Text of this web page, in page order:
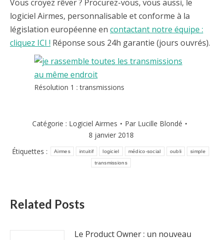
Vous croyez rêver ? Procurez-vous, vous aussi, le
logiciel Airmes, personnalisable et conforme à la
législation européenne en contactant notre équipe :
cliquez ICI ! Réponse sous 24h garantie (jours ouvrés).
Résolution 1 : transmissions
Catégorie : Logiciel Airmes Par Lucille Blondé
8 janvier 2018
Étiquettes :
Airmes intuitif logiciel médico-social oubli simple
transmissions
Related Posts
Le Product Owner : un nouveau